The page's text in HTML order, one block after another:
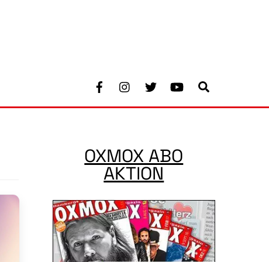
Facebook Youtube
OXMOX ABO
AKTION